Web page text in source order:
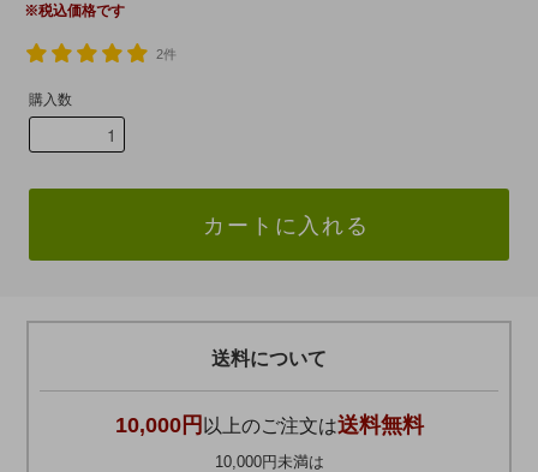
※税込価格です
2件
購入数
カートに入れる
送料について
10,000円 以上のご注文は送料無料
10,000円未満は